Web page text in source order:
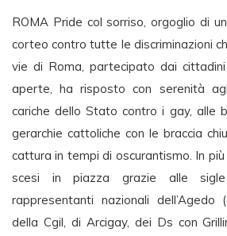
ROMA Pride col sorriso, orgoglio di
corteo contro tutte le discriminazioni
vie di Roma, partecipato dai
aperte, ha risposto con serenità
cariche dello Stato contro i gay, alle
gerarchie cattoliche con le braccia
cattura in tempi di oscurantismo. In
scesi in piazza grazie alle
rappresentanti nazionali dell’Agedo
della Cgil, di Arcigay, dei Ds con